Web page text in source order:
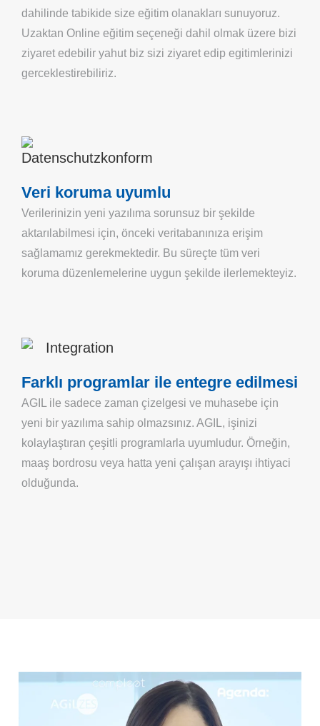
dahilinde tabikide size eğitim olanakları sunuyoruz.
Uzaktan Online eğitim seçeneği dahil olmak üzere bizi
ziyaret edebilir yahut biz sizi ziyaret edip egitimlerinizi
gerceklestirebiliriz.
Veri koruma uyumlu
Verilerinizin yeni yazılıma sorunsuz bir şekilde
aktarılabilmesi için, önceki veritabanınıza erişim
sağlamamız gerekmektedir. Bu süreçte tüm veri
koruma düzenlemelerine uygun şekilde ilerlemekteyiz.
Farklı programlar ile entegre edilmesi
AGIL ile sadece zaman çizelgesi ve muhasebe için
yeni bir yazılıma sahip olmazsınız. AGIL, işinizi
kolaylaştıran çeşitli programlarla uyumludur. Örneğin,
maaş bordrosu veya hatta yeni çalışan arayışı ihtiyaci
olduğunda.